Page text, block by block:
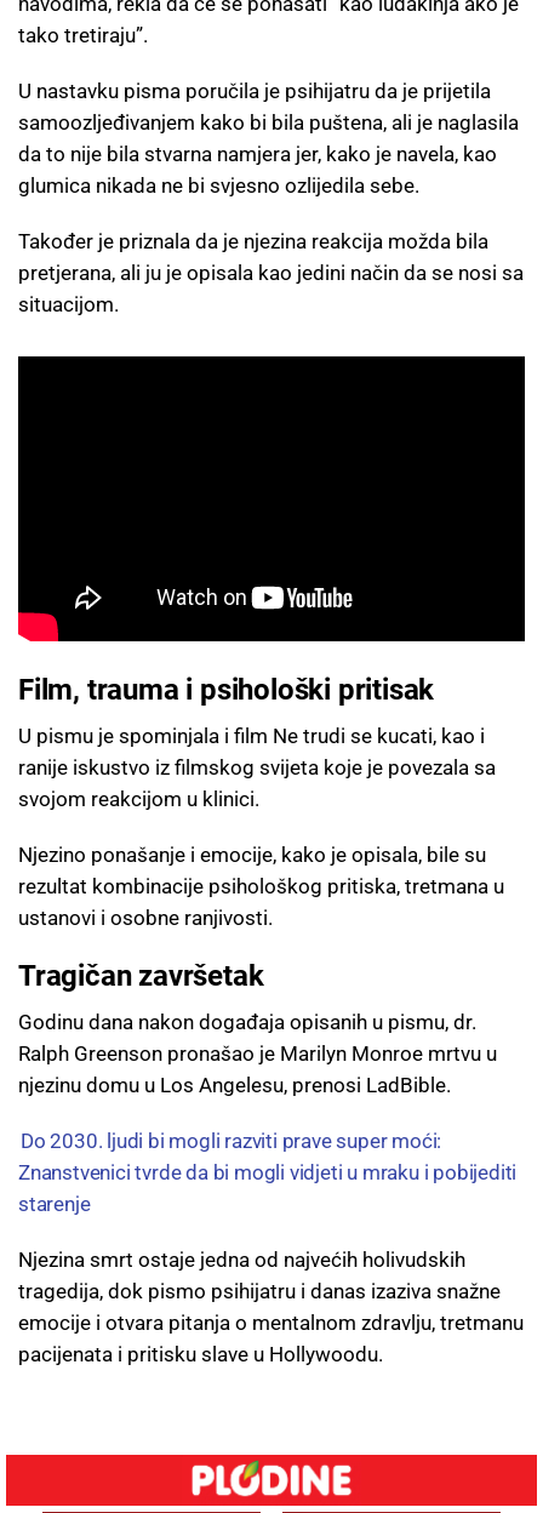
tako tretiraju”.
U nastavku pisma poručila je psihijatru da je prijetila
samoozljeđivanjem kako bi bila puštena, ali je naglasila
da to nije bila stvarna namjera jer, kako je navela, kao
glumica nikada ne bi svjesno ozlijedila sebe.
Također je priznala da je njezina reakcija možda bila
pretjerana, ali ju je opisala kao jedini način da se nosi sa
situacijom.
Film, trauma i psihološki pritisak
U pismu je spominjala i film Ne trudi se kucati, kao i
ranije iskustvo iz filmskog svijeta koje je povezala sa
svojom reakcijom u klinici.
Njezino ponašanje i emocije, kako je opisala, bile su
rezultat kombinacije psihološkog pritiska, tretmana u
ustanovi i osobne ranjivosti.
Tragičan završetak
Godinu dana nakon događaja opisanih u pismu, dr.
Ralph Greenson pronašao je Marilyn Monroe mrtvu u
njezinu domu u Los Angelesu, prenosi LadBible.
Do 2030. ljudi bi mogli razviti prave super moći:
Znanstvenici tvrde da bi mogli vidjeti u mraku i pobijediti
starenje
Njezina smrt ostaje jedna od najvećih holivudskih
tragedija, dok pismo psihijatru i danas izaziva snažne
emocije i otvara pitanja o mentalnom zdravlju, tretmanu
pacijenata i pritisku slave u Hollywoodu.